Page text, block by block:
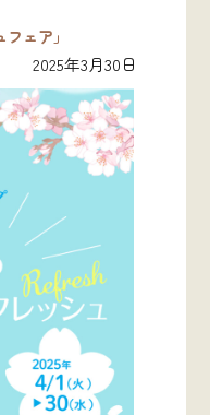
ェア」
2025年3月30日